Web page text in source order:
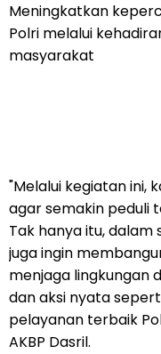
Meningkatkan
Polri melalui
masyarakat
"Melalui kegiatan ini,
agar semakin peduli
Tak hanya itu, dalam
juga ingin
menjaga lingkungan
dan aksi nyata
pelayanan terbaik
AKBP Dasril.